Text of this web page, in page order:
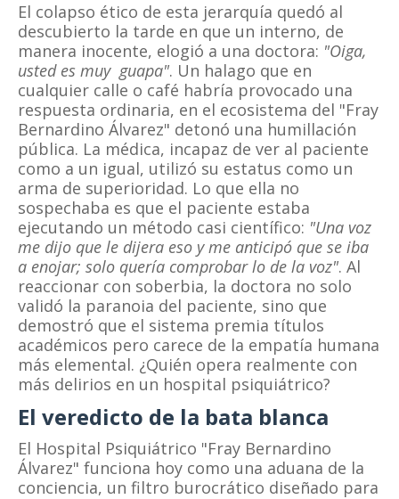
El colapso ético de esta jerarquía quedó al
descubierto la tarde en que un interno, de
manera inocente, elogió a una doctora: "Oiga,
usted es muy guapa". Un halago que en
cualquier calle o café habría provocado una
respuesta ordinaria, en el ecosistema del "Fray
Bernardino Álvarez" detonó una humillación
pública. La médica, incapaz de ver al paciente
como a un igual, utilizó su estatus como un
arma de superioridad. Lo que ella no
sospechaba es que el paciente estaba
ejecutando un método casi científico: "Una voz
me dijo que le dijera eso y me anticipó que se iba
a enojar; solo quería comprobar lo de la voz". Al
reaccionar con soberbia, la doctora no solo
validó la paranoia del paciente, sino que
demostró que el sistema premia títulos
académicos pero carece de la empatía humana
más elemental. ¿Quién opera realmente con
más delirios en un hospital psiquiátrico?
El veredicto de la bata blanca
El Hospital Psiquiátrico "Fray Bernardino
Álvarez" funciona hoy como una aduana de la
conciencia, un filtro burocrático diseñado para